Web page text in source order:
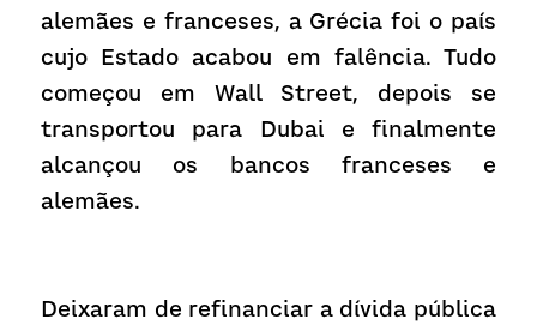
alemães e franceses, a Grécia foi o país
cujo Estado acabou em falência. Tudo
começou em Wall Street, depois se
transportou para Dubai e finalmente
alcançou os bancos franceses e
alemães.
Deixaram de refinanciar a dívida pública